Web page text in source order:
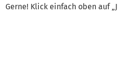
Gerne! Klick einfach oben auf